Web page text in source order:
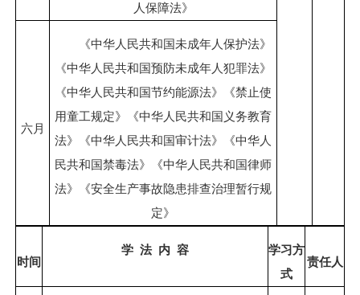
人保障法》
六月
《中华人民共和国未成年人保护法》
《中华人民共和国预防未成年人犯罪法》
《中华人民共和国节约能源法》《禁止使
用童工规定》《中华人民共和国义务教育
法》《中华人民共和国审计法》《中华人
民共和国禁毒法》《中华人民共和国律师
法》《安全生产事故隐患排查治理暂行规
定》
时间
学 法 内 容 学习方
式
责任人